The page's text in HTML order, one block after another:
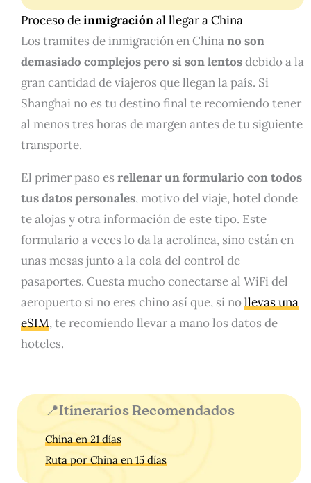
Proceso deinmigraciónal llegar a China
Los tramites de inmigración en Chinano son
demasiado complejos pero si son lentosdebido a la
gran cantidad de viajeros que llegan la país. Si
Shanghai no es tu destino final te recomiendo tener
al menos tres horas de margen antes de tu siguiente
transporte.
El primer paso es rellenar un formulario con todos
tus datos personales, motivo del viaje, hotel donde
te alojas y otra información de este tipo. Este
formulario a veces lo da la aerolínea, sino están en
unas mesas junto a la cola del control de
pasaportes. Cuesta mucho conectarse al WiFi del
aeropuerto si no eres chino así que, si nollevas una
eSIM, te recomiendo llevar a mano los datos de
hoteles.
📍Itinerarios Recomendados
China en 21 días
Ruta por China en 15 días